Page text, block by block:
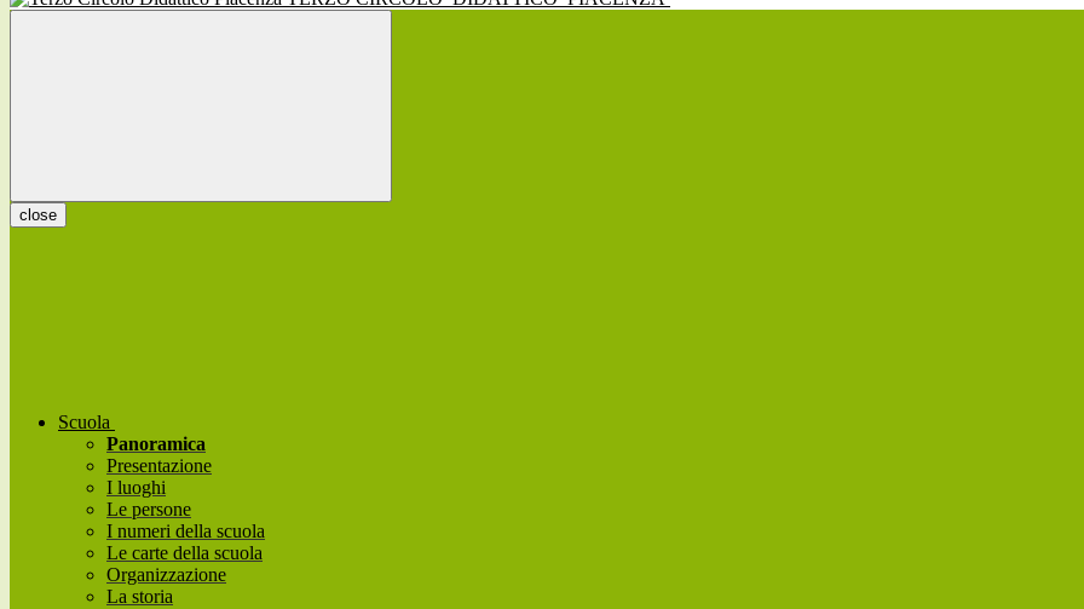
close
Scuola
Panoramica
Presentazione
I luoghi
Le persone
I numeri della scuola
Le carte della scuola
Organizzazione
La storia